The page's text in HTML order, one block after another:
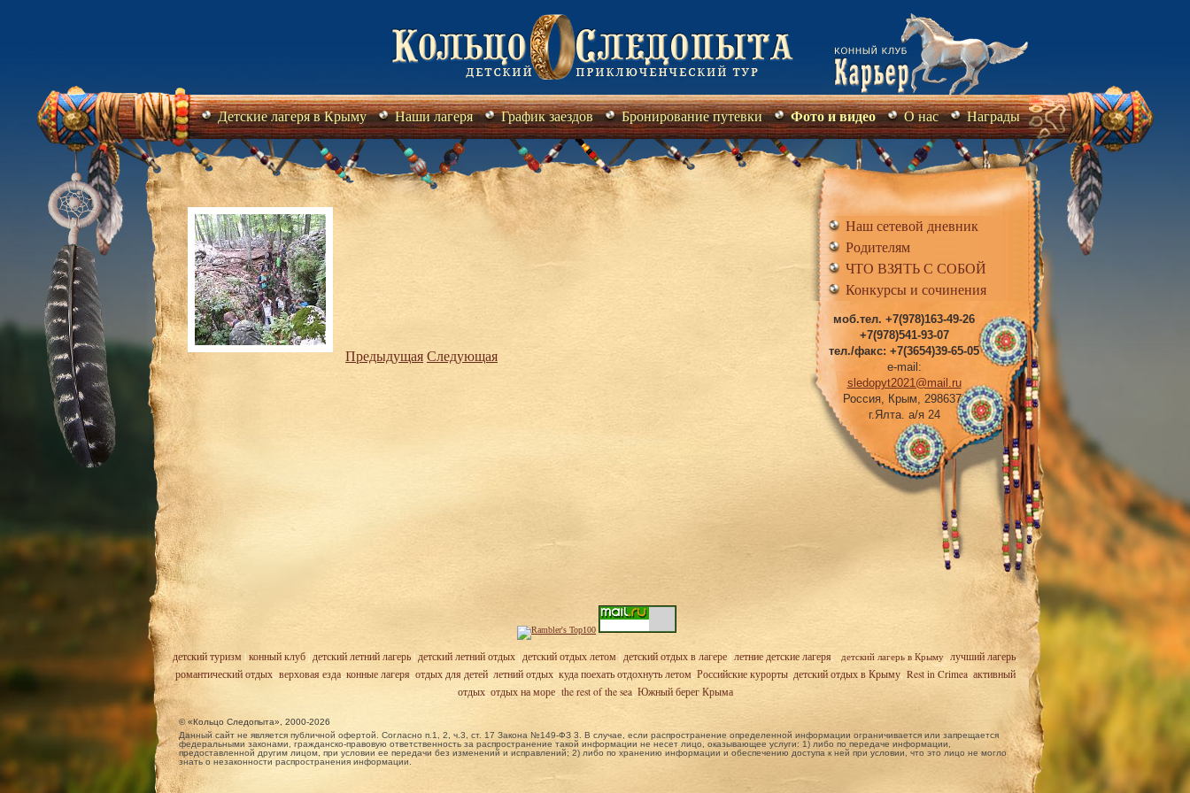
Детские лагеря в Крыму Наши лагеря График заездов Бронирование путевки Фото и видео О нас Награды
Наш сетевой дневник
Родителям
ЧТО ВЗЯТЬ С СОБОЙ
Конкурсы и сочинения
моб.тел. +7(978)163-49-26
+7(978)541-93-07
тел./факс: +7(3654)39-65-05
e-mail:
sledopyt2021@mail.ru
Россия, Крым, 298637,
г.Ялта. а/я 24
Предыдущая Следующая
детский туризм| конный клуб| детский летний лагерь| детский летний отдых| детский отдых летом| детский отдых в лагере| летние детские лагеря, детский лагерь в Крыму, лучший лагерь,
романтический отдых, верховая езда, конные лагеря, отдых для детей, летний отдых, куда поехать отдохнуть летом, Российские курорты, детский отдых в Крыму, Rest in Crimea, активный
отдых, отдых на море, the rest of the sea, Южный берег Крыма
© «Кольцо Следопыта», 2000-2026
Данный сайт не является публичной офертой. Согласно п.1, 2, ч.3, ст. 17 Закона №149-ФЗ 3. В случае, если распространение определенной информации ограничивается или запрещается
федеральными законами, гражданско-правовую ответственность за распространение такой информации не несет лицо, оказывающее услуги: 1) либо по передаче информации,
предоставленной другим лицом, при условии ее передачи без изменений и исправлений; 2) либо по хранению информации и обеспечению доступа к ней при условии, что это лицо не могло
знать о незаконности распространения информации.